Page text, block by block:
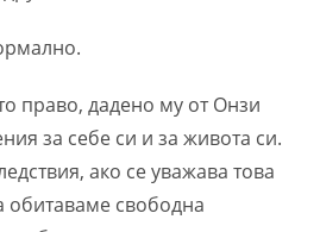
право, дадено му от Онзи
за себе си и за живота си.
ако се уважава това
обитаваме свободна